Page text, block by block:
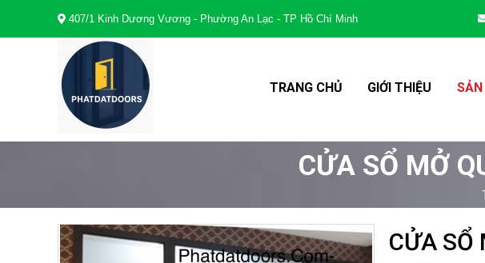
407/1 Kinh Dương Vương - Phường An Lạc - TP Hồ Chí Minh
TRANG CHỦ GIỚI THIỆU
CỬA SỔ MỞ
CỬA SỔ